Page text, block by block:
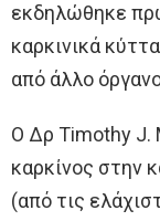
εκδηλώθηκε
καρκινικά
από άλλο
Ο Δρ Timothy J.
καρκίνος στην
(από τις